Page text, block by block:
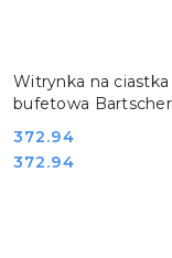
Witrynka na
bufetowa
Cena:
372.94
Cena:
372.94